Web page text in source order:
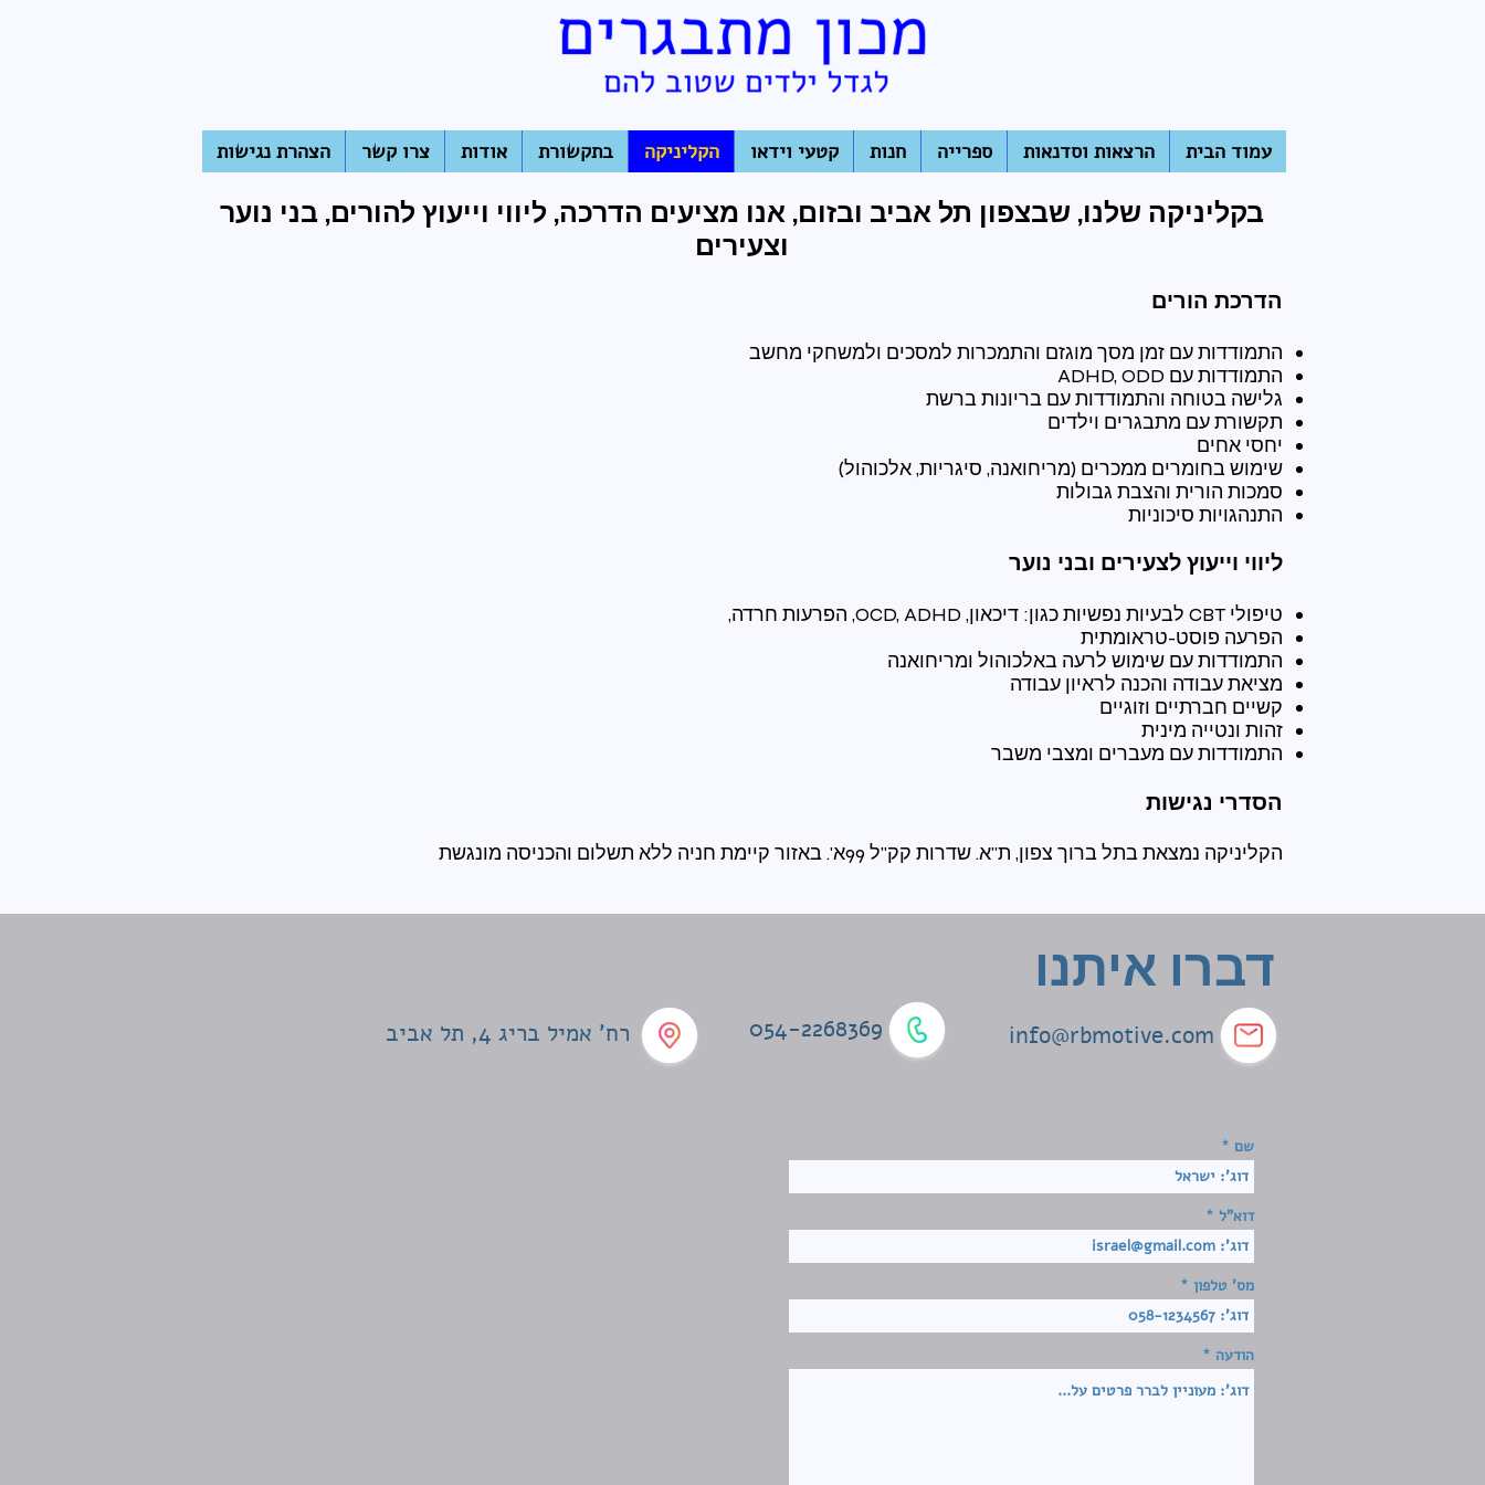
עמוד הבית הרצאות וסדנאות ספרייה חנות קטעי וידאו הקליניקה בתקשורת אודות צרו קשר הצהרת נגישות
בקליניקה שלנו, שבצפון תל אביב ובזום, אנו מציעים הדרכה, ליווי וייעוץ להורים, בני נוער
וצעירים
הדרכת הורים
התמודדות עם זמן מסך מוגזם והתמכרות למסכים ולמשחקי מחשב
התמודדות עם ADHD, ODD
גלישה בטוחה והתמודדות עם בריונות ברשת
תקשורת עם מתבגרים וילדים
יחסי אחים
שימוש בחומרים ממכרים (מריחואנה, סיגריות, אלכוהול)
סמכות הורית והצבת גבולות
התנהגויות סיכוניות
ליווי וייעוץ לצעירים ובני נוער
טיפולי CBT לבעיות נפשיות כגון: דיכאון, OCD, ADHD, הפרעות חרדה,
הפרעה פוסט-טראומתית
התמודדות עם שימוש לרעה באלכוהול ומריחואנה
מציאת עבודה והכנה לראיון עבודה
קשיים חברתיים וזוגיים
זהות ונטייה מינית
התמודדות עם מעברים ומצבי משבר
​הסדרי נגישות
הקליניקה נמצאת בתל ברוך צפון, ת"א. שדרות קק"ל 99א'. באזור קיימת חניה ללא תשלום והכניסה מונגשת
דברו איתנו
info@rbmotive.com
054-2268369 רח' אמיל בריג 4, תל אביב
שם
דוא"ל
מס' טלפון
הודעה